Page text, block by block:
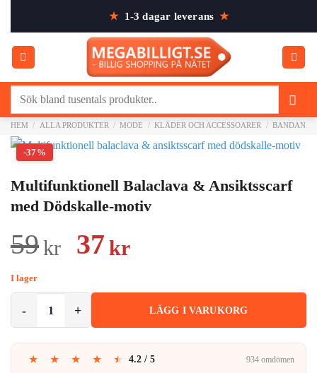
content
★ 1-3 dagar leverans ★
HEM / ALLA PRODUKTER / MODE / KLÄDER OCH ACCESSOARER / BANDANAS
-37%
Multifunktionell Balaclava & Ansiktsscarf
med Dödskalle-motiv
59kr
Det
priset
var:
59kr.
37 krDet
priset
är:
37kr.
I lager
LÄGG I VARUKORG
★ ★ ★ ★ ★ 4.2 / 5 934 omdömen